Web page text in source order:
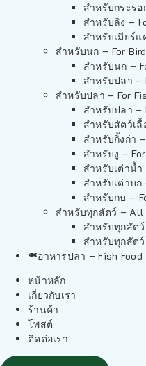
สำหรับกระร
สำหรับลิง –
สำหรับเมียร์แ
สำหรับนก – For
สำหรับนก –
สำหรับปลา –
สำหรับปลา – For
สำหรับปลา –
สำหรับสัตว์เ
สำหรับกิ้งก่า
สำหรับงู –
สำหรับเต่าน้
สำหรับเต่าบก
สำหรับกบ –
สำหรับทุกสัตว์ – All
สำหรับทุกสัต
สำหรับทุกสัต
อาหารปลา – Fish Food
หน้าหลัก
เกี่ยวกับเรา
ร้านค้า
โพสต์
ติดต่อเรา